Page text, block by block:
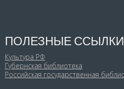
ПОЛЕЗНЫЕ ССЫЛКИ
Культура РФ
Губернская библиотека
Российская государственная